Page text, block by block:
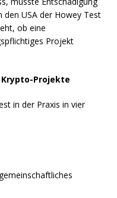
den USA der Howey Test
ob eine
Projekt
Projekte
in der Praxis in vier